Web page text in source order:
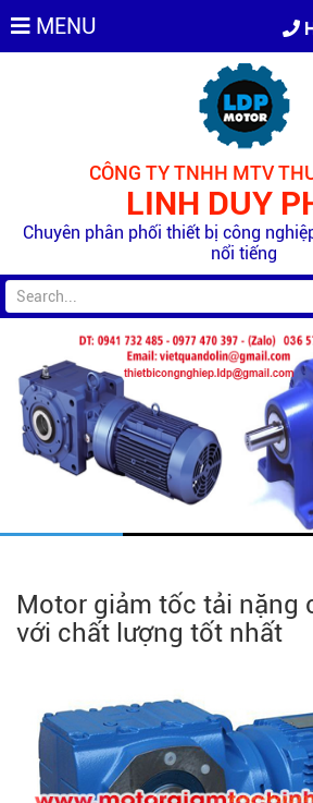
MENU
CÔNG TY TNHH MTV
LINH DUY
Chuyên phân phối thiết bị công
nổi tiếng
Motor giảm tốc tải nặng
với chất lượng tốt nhất